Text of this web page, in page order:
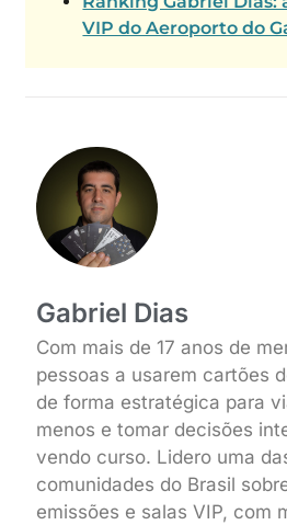
VIP do Aeroporto do
Gabriel Dias
Com mais de 17 anos de
pessoas a usarem cartões
de forma estratégica para
menos e tomar decisões
vendo curso. Lidero uma
comunidades do Brasil
emissões e salas VIP, com